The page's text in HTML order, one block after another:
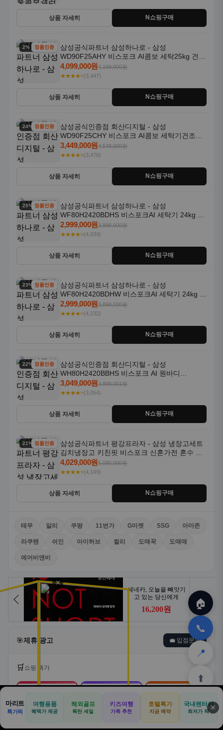
상품 자세히 N쇼핑구매
2% 할인정품인증
삼성공식파트너 삼성하나로 - 삼성
WD90F25AHY 비스포크 AI콤보 세탁25kg 건조
18kg 자동문열림 1등급
4,099,000원4,199,000원
★★★★⭐(3,447)
상품 자세히 N쇼핑구매
24% 할인정품인증
삼성공식인증점 회산디지털 - 삼성
WD90F25CHY 비스포크 AI콤보 세탁기건조기
일체형 25kg+18kg 1등급
3,449,000원4,548,000원
★★★★⭐(3,476)
상품 자세히 N쇼핑구매
25% 할인정품인증
삼성공식파트너 삼성하나로 - 삼성
WF80H2420BDHS 비스포크AI 세탁기 24kg 건
조기 20kg 세제자동투입
2,999,000원3,998,000원
★★★★⭐(4,034)
상품 자세히 N쇼핑구매
23% 할인정품인증
삼성공식파트너 삼성하나로 - 삼성
WF80H2420BDHW 비스포크AI 세탁기 24kg 건
조기 20kg 세제자동투입
2,999,000원3,898,000원
★★★★⭐(4,232)
상품 자세히 N쇼핑구매
22% 할인정품인증
삼성공식인증점 회산디지털 - 삼성
WH80H2420BBHS 비스포크 AI 원바디
24kg+20kg 세제자동투입 1등급
3,049,000원3,898,001원
★★★★⭐(3,054)
상품 자세히 N쇼핑구매
21% 할인정품인증
삼성공식파트너 평강프라자 - 삼성 냉장고세트
김치냉장고 키친핏 비스포크 신혼가전 혼수 입
주가전 빌트인 화이트
4,029,000원5,080,000원
★★★★⭐(4,149)
상품 자세히 N쇼핑구매
테무 알리 쿠팡 11번가 G마켓 SSG 아마존
라쿠텐 쉬인 아이허브 컬리 도매꾹 도매매
에어비앤비
🎯제휴 광고 💼 입점문의
🛒 쇼핑 특가
🛒
쿠팡
로켓배송·특가
📦
알리익스프레스
🎁
테무
초저가·무료배송
🏠
✈️
공항
⛳
📋
🛒
쿠팡
🎁
테무
🏠
📞
📍
⬆️
🏠 📝
견적
🚐
기사등록
🛒
아마존
✕
마리트
특가픽
여행용품
혜택가 제공
해외골프
폭탄 세일
키즈여행
가족 추천
호텔특가
지금 예약
국내렌터카
최저가 픽 ✕